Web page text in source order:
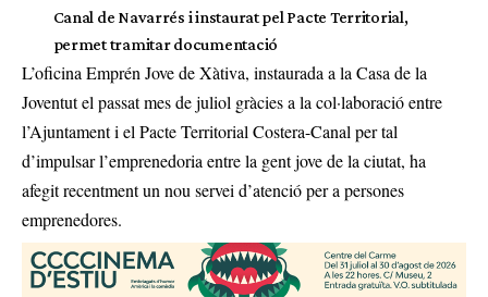
Canal de Navarrés i instaurat pel Pacte Territorial,
permet tramitar documentació
L’oficina Emprén Jove de Xàtiva, instaurada a la Casa de la
Joventut el passat mes de juliol gràcies a la col·laboració entre
l’Ajuntament i el Pacte Territorial Costera-Canal per tal
d’impulsar l’emprenedoria entre la gent jove de la ciutat, ha
afegit recentment un nou servei d’atenció per a persones
emprenedores.